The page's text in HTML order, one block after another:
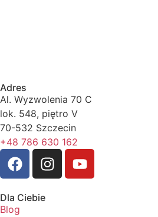
Adres
Al. Wyzwolenia 70 C
lok. 548, piętro V
70-532 Szczecin
+48 786 630 162
Dla Ciebie
Blog